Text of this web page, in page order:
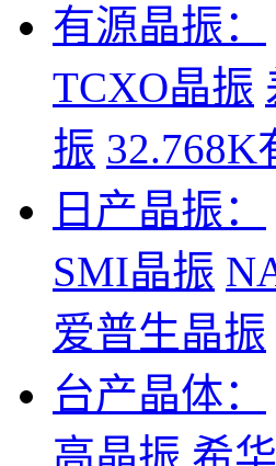
有源晶振：
TCXO晶振
振 32.768K
日产晶振：
SMI晶振
爱普生晶振
台产晶体：
高晶振 希